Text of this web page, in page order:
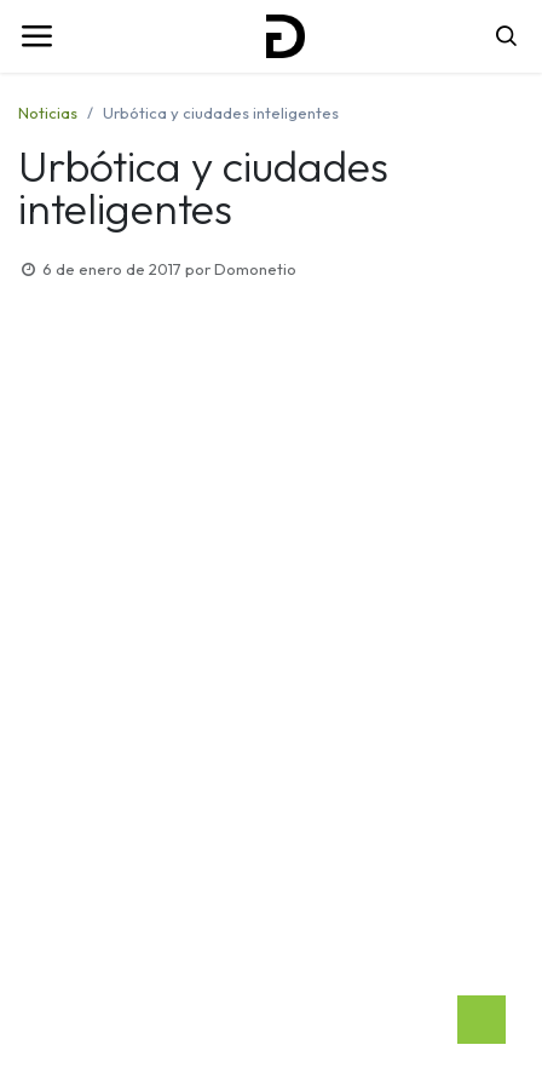
Noticias Urbótica y ciudades inteligentes
Urbótica y ciudades
inteligentes
6 de enero de 2017 porDomonetio